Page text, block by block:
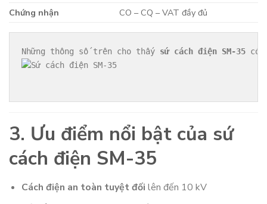
Chứng nhận
CO – CQ – VAT đầy đủ
Những thông số trên cho thấy sứ cách điện SM-35
3. Ưu điểm nổi bật của sứ
cách điện SM-35
Cách điện an toàn tuyệt đối lên đến 10 kV